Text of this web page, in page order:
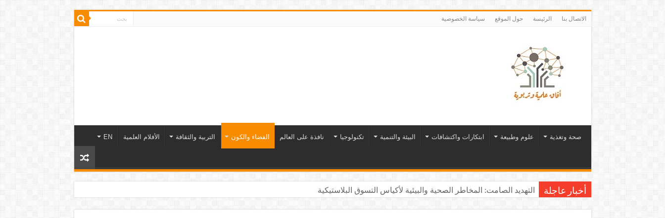
الاتصال بنا الرئيسة حول الموقع سياسة الخصوصية
صحة وتغذية علوم وطبيعة ابتكارات واكتشافات البيئة والتنمية تكنولوجيا نافذة على العالم الفضاء والكون التربية والثقافة الأفلام العلمية EN
أخبار عاجلة يوم الشاي العالمي: رشفـة من التاريخ تنبض بالحياة والاقتصاد والثقافة